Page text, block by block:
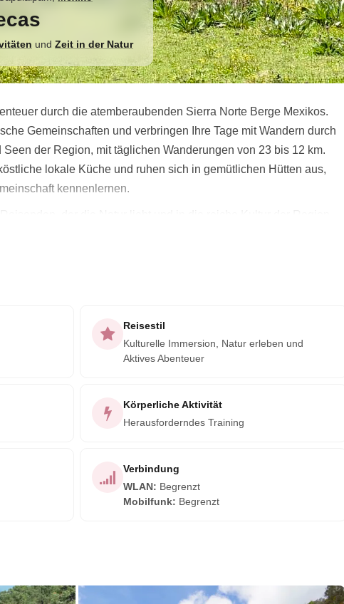
und Zeit in der Natur
durch die atemberaubenden Sierra Norte Berge Mexikos.
Gemeinschaften und verbringen Ihre Tage mit Wandern durch
der Region, mit täglichen Wanderungen von 23 bis 12 km.
lokale Küche und ruhen sich in gemütlichen Hütten aus,
kennenlernen.
die Gelegenheit, die Schönheit und Geschichte der Sierra Norte
Reisestil
Kulturelle Immersion, Natur erleben und
Aktives Abenteuer
Körperliche Aktivität
Herausforderndes Training
Verbindung
WLAN: Begrenzt
Mobilfunk: Begrenzt